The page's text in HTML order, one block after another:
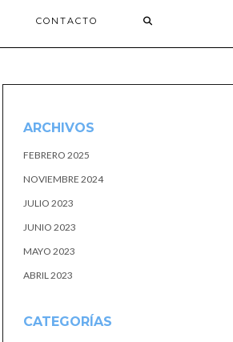
CONTACTO
ARCHIVOS
FEBRERO 2025
NOVIEMBRE 2024
JULIO 2023
JUNIO 2023
MAYO 2023
ABRIL 2023
CATEGORÍAS